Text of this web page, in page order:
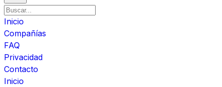
Inicio
Compañías
FAQ
Privacidad
Contacto
Inicio